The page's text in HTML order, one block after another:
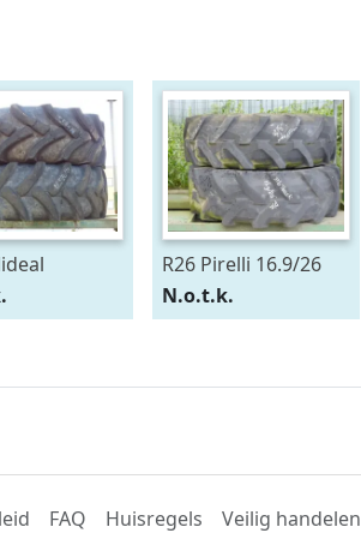
R26 Pirelli 16.9/26
N.o.t.k.
FAQ Huisregels Veilig handelen